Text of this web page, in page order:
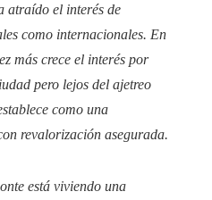
atraído el interés de
como internacionales. En
más crece el interés por
pero lejos del ajetreo
como una
revalorización asegurada.
está viviendo una